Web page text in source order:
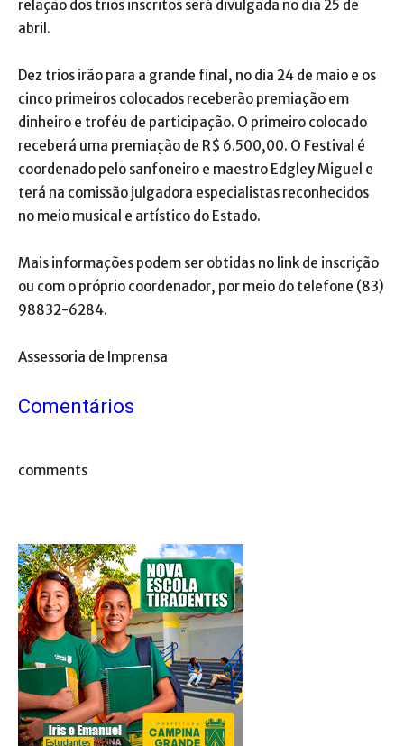
relação dos trios inscritos será divulgada no dia 25 de
abril.
Dez trios irão para a grande final, no dia 24 de maio e os
cinco primeiros colocados receberão premiação em
dinheiro e troféu de participação. O primeiro colocado
receberá uma premiação de R$ 6.500,00. O Festival é
coordenado pelo sanfoneiro e maestro Edgley Miguel e
terá na comissão julgadora especialistas reconhecidos
no meio musical e artístico do Estado.
Mais informações podem ser obtidas no link de inscrição
ou com o próprio coordenador, por meio do telefone (83)
98832-6284.
Assessoria de Imprensa
Comentários
comments